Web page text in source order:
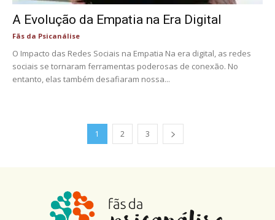
A Evolução da Empatia na Era Digital
Fãs da Psicanálise
O Impacto das Redes Sociais na Empatia Na era digital, as redes
sociais se tornaram ferramentas poderosas de conexão. No
entanto, elas também desafiaram nossa...
1 2 3